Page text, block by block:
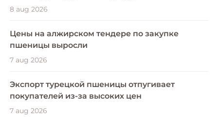
8 aug 2026
Цены на алжирском тендере по закупке
пшеницы выросли
7 aug 2026
Экспорт турецкой пшеницы отпугивает
покупателей из-за высоких цен
7 aug 2026